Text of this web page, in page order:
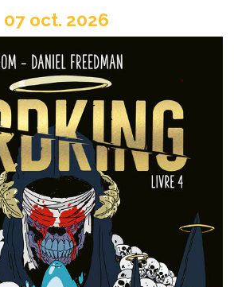
07 oct. 2026